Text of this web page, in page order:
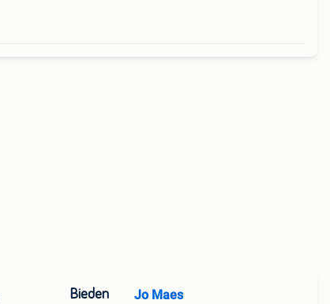
Bieden Jo Maes